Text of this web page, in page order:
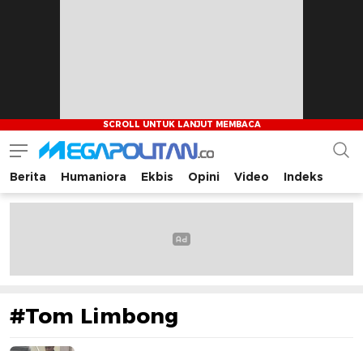
Megapolitan.co
Menyajikan berita-berita fakta bagi pembaca
Berita Humaniora Ekbis Opini Video Indeks
#Tom Limbong